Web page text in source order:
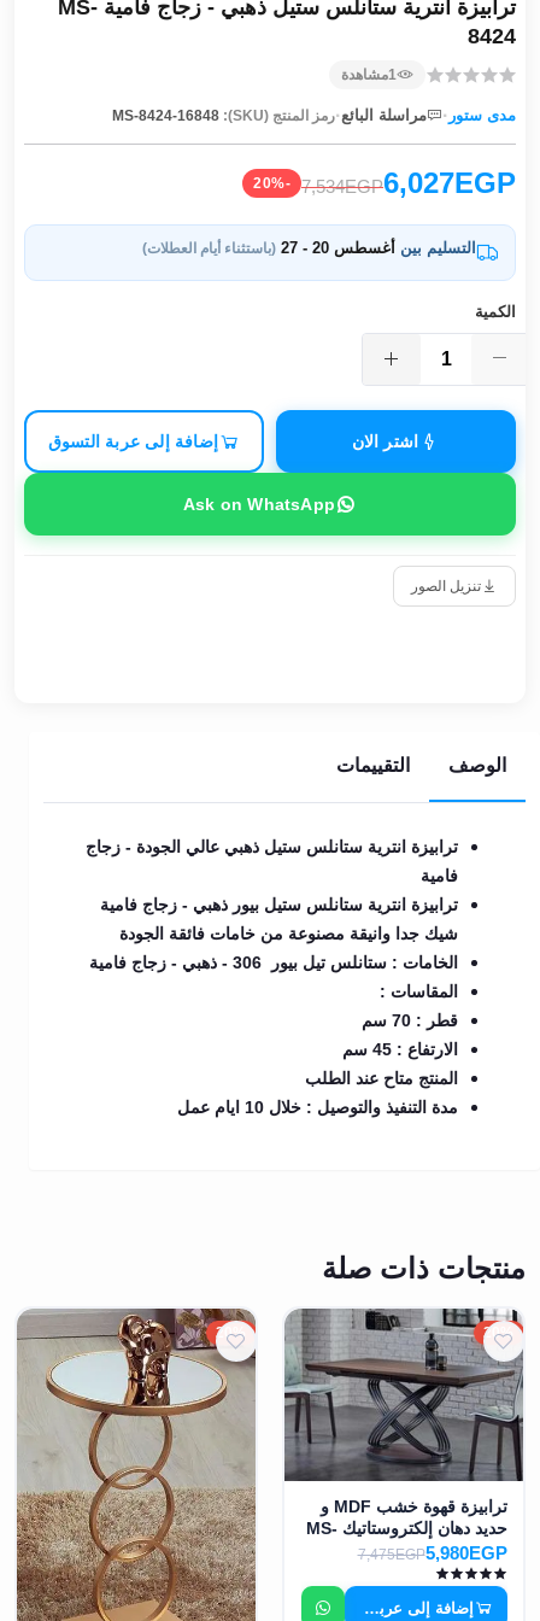
ترابيزة انترية ستانلس ستيل ذهبي - زجاج فامية MS-
8424
1مشاهدة
مدى ستور · مراسلة البائع·رمز المنتج (SKU): MS-8424-16848
6,027EGP
7,534EGP
-20%
التسليم بين أغسطس 20 - 27 (باستثناء أيام العطلات)
الكمية
اشتر الان إضافة إلى عربة التسوق
Ask on WhatsApp
تنزيل الصور
الوصف التقييمات
ترابيزة انترية ستانلس ستيل ذهبي عالي الجودة - زجاج
فامية
ترابيزة انترية ستانلس ستيل بيور ذهبي - زجاج فامية
شيك جدا وانيقة مصنوعة من خامات فائقة الجودة
الخامات : ستانلس تيل بيور 306 - ذهبي - زجاج فامية
المقاسات :
قطر : 70 سم
الارتفاع : 45 سم
المنتج متاح عند الطلب
مدة التنفيذ والتوصيل : خلال 10 ايام عمل
منتجات ذات صلة
20%
ترابيزة قهوة خشب MDF و
حديد دهان إلكتروستاتيك MS-
7361
5,980EGP
7,475EGP
إضافة إلى عربة التسوق
20%